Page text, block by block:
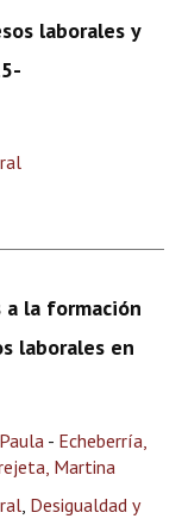
laborales y
a la formación
laborales en
- Echeberría,
Martina
, Desigualdad y